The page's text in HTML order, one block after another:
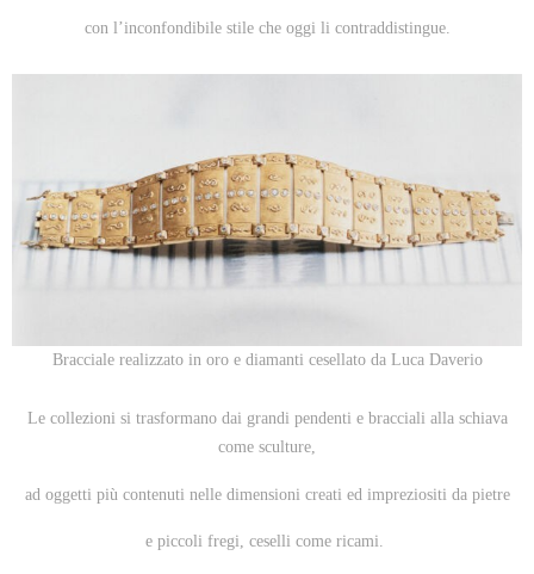
con l’inconfondibile stile che oggi li contraddistingue.
Bracciale realizzato in oro e diamanti cesellato da Luca Daverio
Le collezioni si trasformano dai grandi pendenti e bracciali alla schiava
come sculture,
ad oggetti più contenuti nelle dimensioni creati ed impreziositi da pietre
e piccoli fregi, ceselli come ricami.